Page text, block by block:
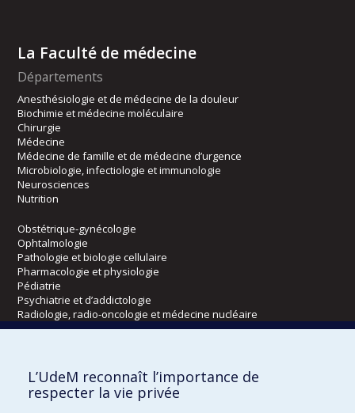
La Faculté de médecine
Départements
Anesthésiologie et de médecine de la douleur
Biochimie et médecine moléculaire
Chirurgie
Médecine
Médecine de famille et de médecine d’urgence
Microbiologie, infectiologie et immunologie
Neurosciences
Nutrition
Obstétrique-gynécologie
Ophtalmologie
Pathologie et biologie cellulaire
Pharmacologie et physiologie
Pédiatrie
Psychiatrie et d’addictologie
Radiologie, radio-oncologie et médecine nucléaire
Écoles
Kinésiologie et des sciences de l’activité physique
Orthophonie et audiologie
L’UdeM reconnaît l’importance de
respecter la vie privée